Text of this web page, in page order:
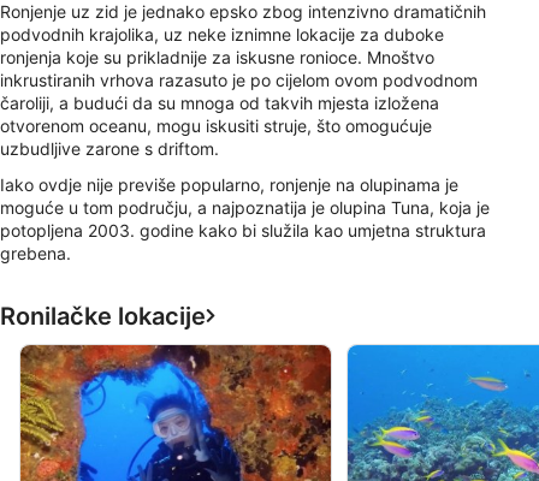
Ronjenje uz zid je jednako epsko zbog intenzivno dramatičnih
podvodnih krajolika, uz neke iznimne lokacije za duboke
ronjenja koje su prikladnije za iskusne ronioce. Mnoštvo
inkrustiranih vrhova razasuto je po cijelom ovom podvodnom
čaroliji, a budući da su mnoga od takvih mjesta izložena
otvorenom oceanu, mogu iskusiti struje, što omogućuje
uzbudljive zarone s driftom.
Iako ovdje nije previše popularno, ronjenje na olupinama je
moguće u tom području, a najpoznatija je olupina Tuna, koja je
potopljena 2003. godine kako bi služila kao umjetna struktura
grebena.
Ronilačke lokacije